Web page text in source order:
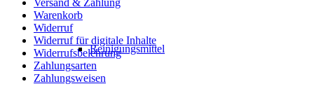
Reinigungsmittel
Versand & Zahlung
Warenkorb
Widerruf
Widerruf für digitale Inhalte
Widerrufsbelehrung
Zahlungsarten
Zahlungsweisen